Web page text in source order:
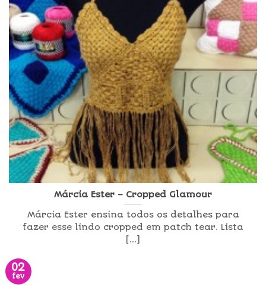
Márcia Ester – Cropped Glamour
Márcia Ester ensina todos os detalhes para
fazer esse lindo cropped em patch tear. Lista
[...]
02
fev